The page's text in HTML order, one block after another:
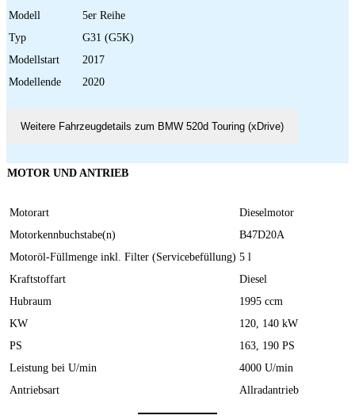
Modell
5er Reihe
Typ
G31 (G5K)
Modellstart
2017
Modellende
2020
Weitere Fahrzeugdetails zum BMW 520d Touring (xDrive)
MOTOR UND ANTRIEB
Motorart
Dieselmotor
Motorkennbuchstabe(n)
B47D20A
Motoröl-Füllmenge inkl. Filter (Servicebefüllung) 5 l
Kraftstoffart
Diesel
Hubraum
1995 ccm
KW
120, 140 kW
PS
163, 190 PS
Leistung bei U/min
4000 U/min
Antriebsart
Allradantrieb